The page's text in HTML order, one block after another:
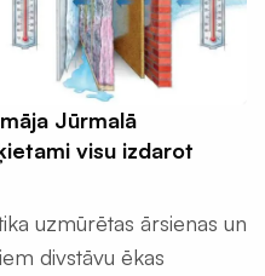
Jūrmalā
visu izdarot
uzmūrētas ārsienas un
divstāvu ēkas